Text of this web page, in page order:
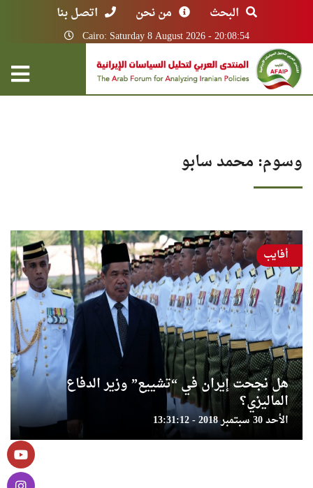
البحث من نحن اتصل بنا
Cairo: Saturday 8 August 2026 - 20:08:54
وسوم: محمد سابو
هل نجحت إيران في “تشييع” وزير الدفاع
الماليزي؟
الأحد 30 سبتمبر 2018 - 13:31:12
أفايب